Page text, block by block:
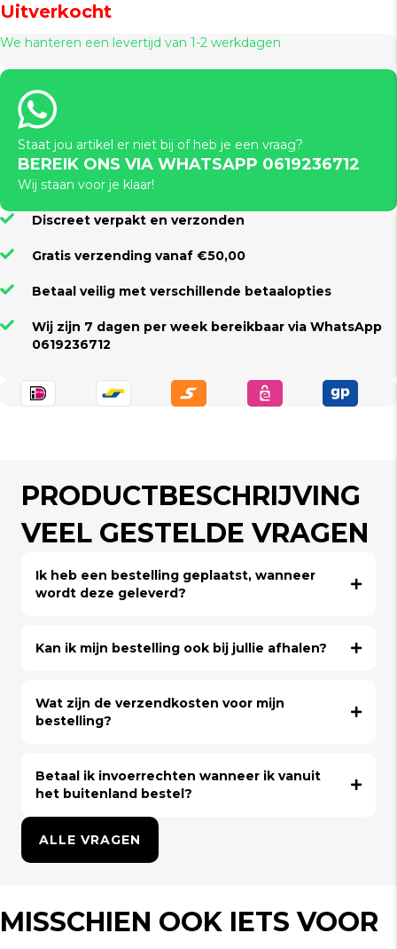
Uitverkocht
We hanteren een levertijd van 1-2 werkdagen
Staat jou artikel er niet bij of heb je een vraag?
BEREIK ONS VIA WHATSAPP 0619236712
Wij staan voor je klaar!
Discreet verpakt en verzonden
Gratis verzending vanaf €50,00
Betaal veilig met verschillende betaalopties
Wij zijn 7 dagen per week bereikbaar via WhatsApp
0619236712
PRODUCTBESCHRIJVING
VEEL GESTELDE VRAGEN
Ik heb een bestelling geplaatst, wanneer
wordt deze geleverd?
Kan ik mijn bestelling ook bij jullie afhalen?
Wat zijn de verzendkosten voor mijn
bestelling?
Betaal ik invoerrechten wanneer ik vanuit
het buitenland bestel?
ALLE VRAGEN
MISSCHIEN OOK IETS VOOR